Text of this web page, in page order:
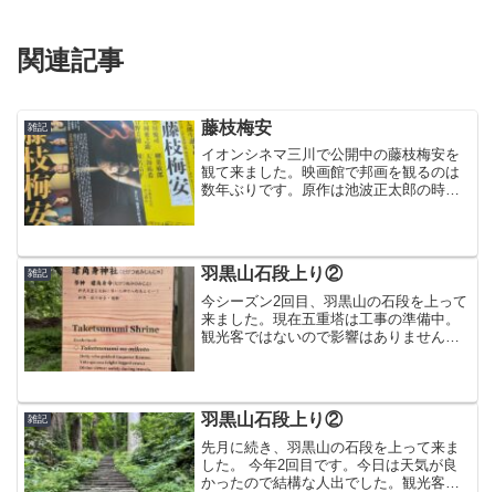
関連記事
雑記 藤枝梅安
イオンシネマ三川で公開中の藤枝梅安を
観て来ました。映画館で邦画を観るのは
数年ぶりです。原作は池波正太郎の時代
すが、年寄り割引...
雑記 羽黒山石段上り②
今シーズン2回目、羽黒山の石段を上って
来ました。現在五重塔は工事の準備中。
観光客ではないので影響はありません
す。貧脚から健脚に...
雑記 羽黒山石段上り②
先月に続き、羽黒山の石段を上って来ま
した。 今年2回目です。今日は天気が良
かったので結構な人出でした。観光客も